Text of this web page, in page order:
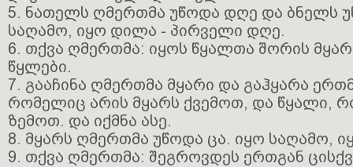
5. ნათელს ღმერთმა უწოდა დღე და ბნელს
საღამო, იყო დილა - პირველი დღე.
6. თქვა ღმერთმა: იყოს წყალთა შორის
წყლები.
7. გააჩინა ღმერთმა მყარი და გაჰყარა
რომელიც არის მყარს ქვემოთ, და წყალი,
ზემოთ. და იქმნა ასე.
8. მყარს ღმერთმა უწოდა ცა. იყო საღამო,
9. თქვა ღმერთმა: შეგროვდეს ერთგან